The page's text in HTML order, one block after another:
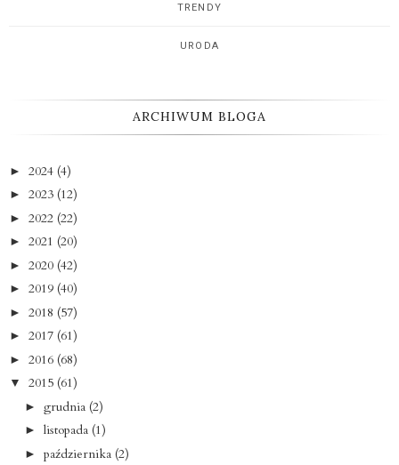
TRENDY
URODA
ARCHIWUM BLOGA
► 2024 (4)
► 2023 (12)
► 2022 (22)
► 2021 (20)
► 2020 (42)
► 2019 (40)
► 2018 (57)
► 2017 (61)
► 2016 (68)
▼ 2015 (61)
► grudnia (2)
► listopada (1)
► października (2)